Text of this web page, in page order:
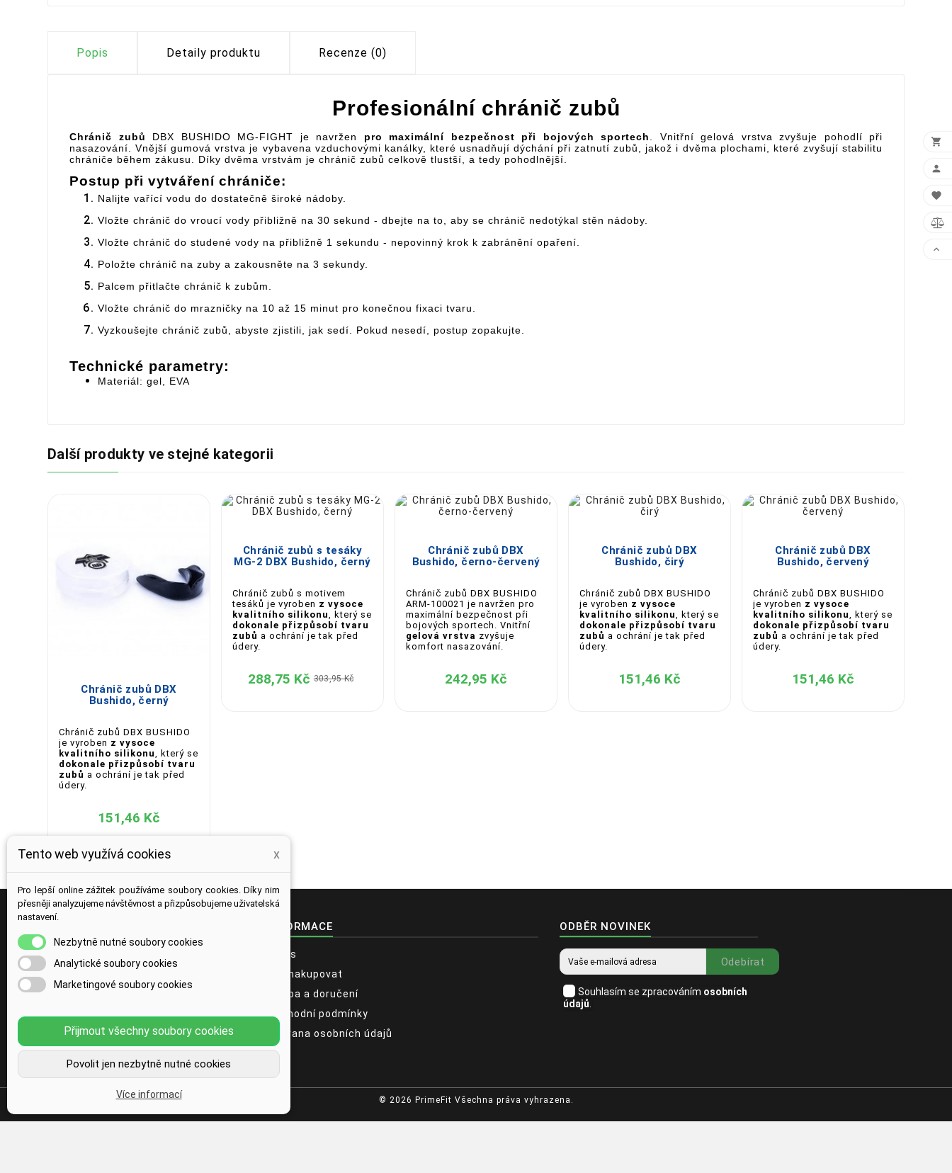
Popis Detaily produktu Recenze (0)
Profesionální chránič zubů
Chránič zubů DBX BUSHIDO MG-FIGHT je navržen pro maximální bezpečnost při bojových sportech
. Vnitřní gelová vrstva zvyšuje pohodlí při
nasazování. Vnější gumová vrstva je vybavena vzduchovými kanálky, které usnadňují dýchání při zatnutí zubů, jakož i dvěma plochami, které zvyšují stabilitu
chrániče během zákusu. Díky dvěma vrstvám je chránič zubů celkově tlustší, a tedy pohodlnější.
Postup při vytváření chrániče:
Nalijte vařící vodu do dostatečně široké nádoby.
Vložte chránič do vroucí vody přibližně na 30 sekund - dbejte na to, aby se chránič nedotýkal stěn nádoby.
Vložte chránič do studené vody na přibližně 1 sekundu - nepovinný krok k zabránění opaření.
Položte chránič na zuby a zakousněte na 3 sekundy.
Palcem přitlačte chránič k zubům.
Vložte chránič do mrazničky na 10 až 15 minut pro konečnou fixaci tvaru.
Vyzkoušejte chránič zubů, abyste zjistili, jak sedí. Pokud nesedí, postup zopakujte.
Technické parametry:
Materiál: gel, EVA
Další produkty ve stejné kategorii
Chránič zubů DBX
Bushido, černý
Chránič zubů DBX BUSHIDO
je vyroben z vysoce
kvalitního silikonu
, který se
dokonale přizpůsobí tvaru
zubů a ochrání je tak před
údery.
151,46 Kč
Chránič zubů s tesáky
MG-2 DBX Bushido, černý
Chránič zubů s motivem
tesáků je vyroben z vysoce
kvalitního silikonu
, který se
dokonale přizpůsobí tvaru
zubů a ochrání je tak před
údery.
288,75 Kč 303,95 Kč
Chránič zubů DBX
Bushido, černo-červený
Chránič zubů DBX BUSHIDO
ARM-100021 je navržen pro
maximální bezpečnost při
bojových sportech. Vnitřní
gelová vrstva zvyšuje
komfort nasazování.
242,95 Kč
Chránič zubů DBX
Bushido, čirý
Chránič zubů DBX BUSHIDO
je vyroben z vysoce
kvalitního silikonu
, který se
dokonale přizpůsobí tvaru
zubů a ochrání je tak před
údery.
151,46 Kč
Chránič zubů DBX
Bushido, červený
Chránič zubů DBX BUSHIDO
je vyroben z vysoce
kvalitního silikonu
, který se
dokonale přizpůsobí tvaru
zubů a ochrání je tak před
údery.
151,46 Kč
Račianska 88 B
Slovensko
INFORMACE
O nás
Jak nakupovat
Platba a doručení
Obchodní podmínky
Ochrana osobních údajů
ODBĚR NOVINEK
Odebírat
Souhlasím se zpracováním osobních
údajů





© 2026 PrimeFit Všechna práva vyhrazena.
Tento web využívá cookies x
Pro lepší online zážitek používáme soubory cookies. Díky nim
přesněji analyzujeme návštěvnost a přizpůsobujeme uživatelská
nastavení.
Nezbytně nutné soubory cookies
Analytické soubory cookies
Marketingové soubory cookies
Přijmout všechny soubory cookies
Povolit jen nezbytně nutné cookies
Více informací